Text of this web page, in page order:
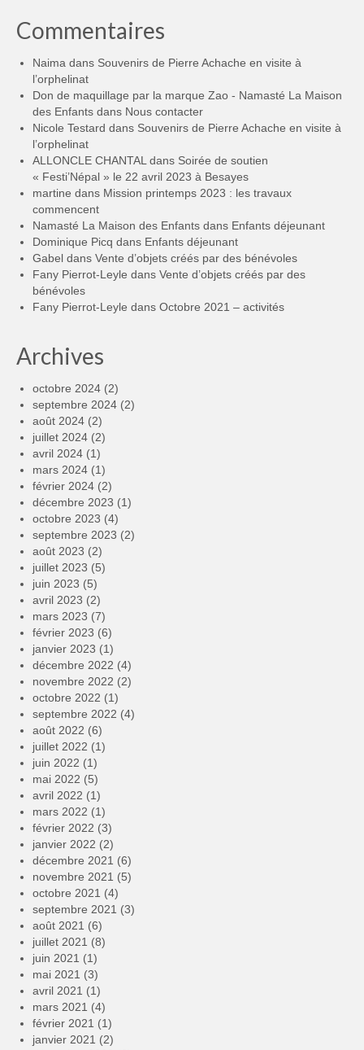
Commentaires
Naima dans Souvenirs de Pierre Achache en visite à
l’orphelinat
Don de maquillage par la marque Zao - Namasté La Maison
des Enfants dans Nous contacter
Nicole Testard dans Souvenirs de Pierre Achache en visite à
l’orphelinat
ALLONCLE CHANTAL dans Soirée de soutien
« Festi’Népal » le 22 avril 2023 à Besayes
martine dans Mission printemps 2023 : les travaux
commencent
Namasté La Maison des Enfants dans Enfants déjeunant
Dominique Picq dans Enfants déjeunant
Gabel dans Vente d’objets créés par des bénévoles
Fany Pierrot-Leyle dans Vente d’objets créés par des
bénévoles
Fany Pierrot-Leyle dans Octobre 2021 – activités
Archives
octobre 2024 (2)
septembre 2024 (2)
août 2024 (2)
juillet 2024 (2)
avril 2024 (1)
mars 2024 (1)
février 2024 (2)
décembre 2023 (1)
octobre 2023 (4)
septembre 2023 (2)
août 2023 (2)
juillet 2023 (5)
juin 2023 (5)
avril 2023 (2)
mars 2023 (7)
février 2023 (6)
janvier 2023 (1)
décembre 2022 (4)
novembre 2022 (2)
octobre 2022 (1)
septembre 2022 (4)
août 2022 (6)
juillet 2022 (1)
juin 2022 (1)
mai 2022 (5)
avril 2022 (1)
mars 2022 (1)
février 2022 (3)
janvier 2022 (2)
décembre 2021 (6)
novembre 2021 (5)
octobre 2021 (4)
septembre 2021 (3)
août 2021 (6)
juillet 2021 (8)
juin 2021 (1)
mai 2021 (3)
avril 2021 (1)
mars 2021 (4)
février 2021 (1)
janvier 2021 (2)